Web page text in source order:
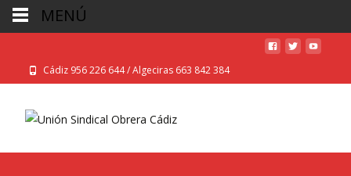
Cádiz 956 226 644 / Algeciras 663 842 384
MENÚ